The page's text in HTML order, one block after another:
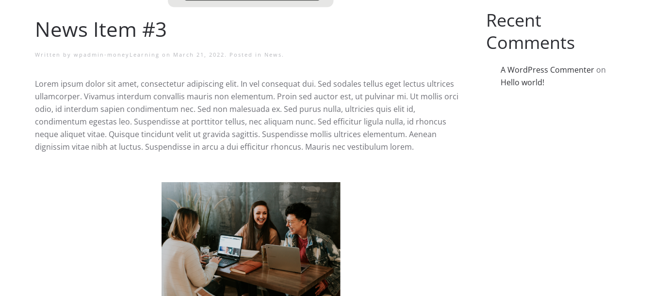
News Item #3
Written by wpadmin-moneyLearning on March 21, 2022 . Posted in News .
Lorem ipsum dolor sit amet, consectetur adipiscing elit. In vel consequat dui. Sed sodales tellus eget lectus ultrices
ullamcorper. Vivamus interdum convallis mauris non elementum. Proin sed auctor est, ut pulvinar mi. Ut mollis orci
odio, id interdum sapien condimentum nec. Sed non malesuada ex. Sed purus nulla, ultricies quis elit id,
condimentum egestas leo. Suspendisse at porttitor tellus, nec aliquam nunc. Sed efficitur ligula nulla, id rhoncus
neque aliquet vitae. Quisque tincidunt velit ut gravida sagittis. Suspendisse mollis ultrices elementum. Aenean
dignissim vitae nibh at luctus. Suspendisse in arcu a dui efficitur rhoncus. Mauris nec vestibulum lorem.
Recent
Comments
A WordPress Commenter on
Hello world!